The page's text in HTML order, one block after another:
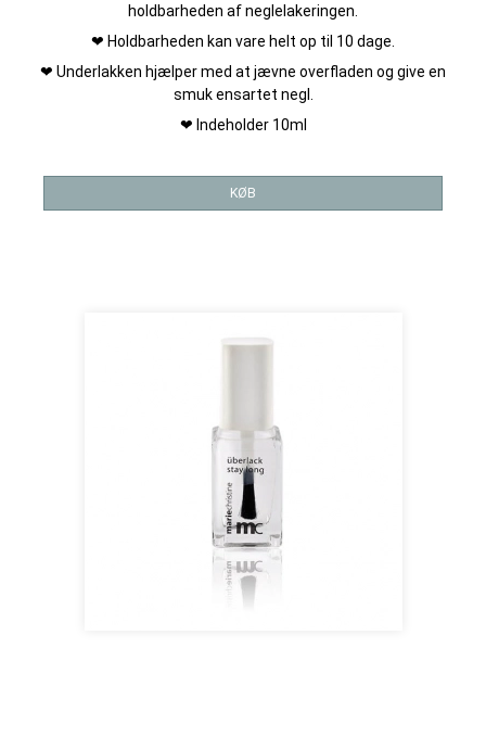
holdbarheden af neglelakeringen.
❤ Holdbarheden kan vare helt op til 10 dage.
❤ Underlakken hjælper med at jævne overfladen og give en
smuk ensartet negl.
❤ Indeholder 10ml
KØB